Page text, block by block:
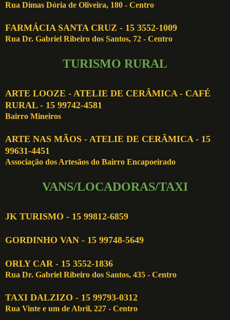
Rua Dimas Dória de Oliveira, 180 - Centro
FARMÁCIA SANTA CRUZ - 15 3552-1009
Rua Dr. Gabriel Ribeiro dos Santos, 72 - Centro
TURISMO RURAL
ARTE LOOZE - ATELIE DE CERÂMICA - CAFÉ
RURAL - 15 99742-4581
Bairro Mineiros
ARTE NAS MÃOS - ATELIE DE CERÂMICA - 15
99631-4451
Associação dos Artesãos do Bairro Encapoeirado
VANS/LOCADORAS/TAXI
JK TURISMO - 15 99812-6859
GORDINHO VAN - 15 99748-5649
ORLY CAR - 15 3552-1836
Rua Dr. Gabriel Ribeiro dos Santos, 435 - Centro
TAXI DALZIZO - 15 99793-0312
Rua Vinte e um de Abril, 227 - Centro